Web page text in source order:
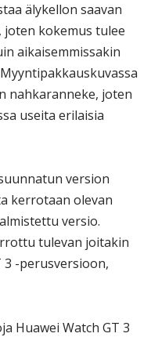
älykellon saavan
joten kokemus tulee
aikaisemmissakin
nahkaranneke, joten
useita erilaisia
version
kerrotaan olevan
versio.
tulevan joitakin
-perusversioon,
Huawei Watch GT 3